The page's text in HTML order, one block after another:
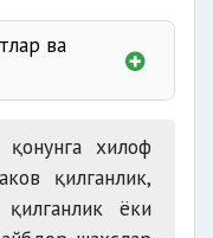
ва
хилоф
қилганлик,
қилганлик ёки